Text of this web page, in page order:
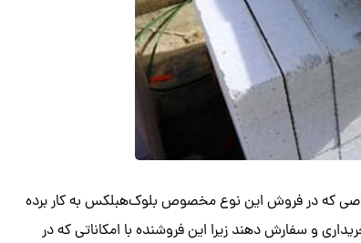
که در فروش این نوع مخصوص بلوک‌هبلکس به کار برده
و سفارش دهند زیرا این فروشنده با امکاناتی که در